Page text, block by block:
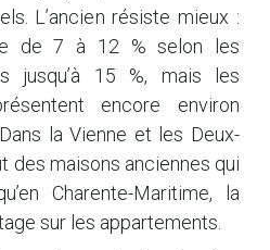
L’ancien résiste mieux :
de 7 à 12 % selon les
jusqu’à 15 %, mais les
encore environ
la Vienne et les Deux-
des maisons anciennes qui
Charente-Maritime, la
sur les appartements.